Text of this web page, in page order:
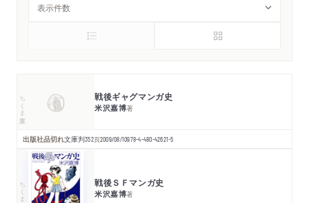
ちくま文庫 戦後ギャグマンガ史
米沢嘉博著
出版社品切れ文庫判352頁2009/08/10978-4-480-42621-5
ちくま文庫 戦後ＳＦマンガ史
米沢嘉博著